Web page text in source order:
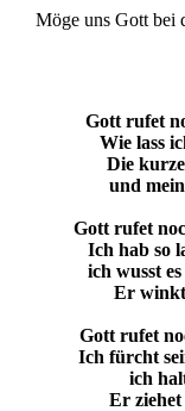
Möge uns Gott bei
Gott rufet
Wie lass
Die
und
Gott rufet
Ich hab so
ich wusst
Er
Gott rufet
Ich fürcht
ich
Er